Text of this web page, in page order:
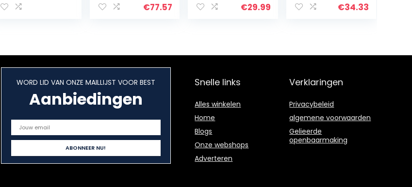
Serie, 3D Printer
dierentextuureff
V2/Ender 3…
€77.57
release-
€29.99
€34.33
WORD LID VAN ONZE MAILLIJST VOOR BEST
Aanbiedingen
Snelle links
Alles winkelen
Home
Blogs
Onze webshops
Adverteren
Verklaringen
Privacybeleid
algemene voorwaarden
Gelieerde
openbaarmaking